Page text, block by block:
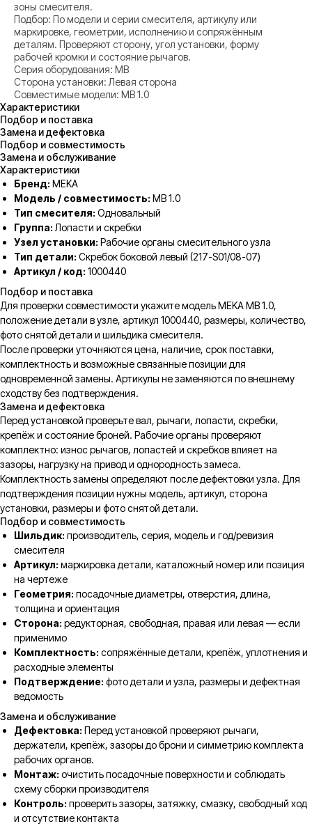
зоны смесителя.
Подбор: По модели и серии смесителя, артикулу или
маркировке, геометрии, исполнению и сопряжённым
деталям. Проверяют сторону, угол установки, форму
рабочей кромки и состояние рычагов.
Серия оборудования: MB
Сторона установки: Левая сторона
Совместимые модели: MB 1.0
Характеристики
Подбор и поставка
Замена и дефектовка
Подбор и совместимость
Замена и обслуживание
Характеристики
Бренд: MEKA
Модель / совместимость: MB 1.0
Тип смесителя: Одновальный
Группа: Лопасти и скребки
Узел установки: Рабочие органы смесительного узла
Тип детали: Скребок боковой левый (217-S01/08-07)
Артикул / код: 1000440
Подбор и поставка
Для проверки совместимости укажите модель MEKA MB 1.0,
положение детали в узле, артикул 1000440, размеры, количество,
фото снятой детали и шильдика смесителя.
После проверки уточняются цена, наличие, срок поставки,
комплектность и возможные связанные позиции для
одновременной замены. Артикулы не заменяются по внешнему
сходству без подтверждения.
Замена и дефектовка
Перед установкой проверьте вал, рычаги, лопасти, скребки,
крепёж и состояние броней. Рабочие органы проверяют
комплектно: износ рычагов, лопастей и скребков влияет на
зазоры, нагрузку на привод и однородность замеса.
Комплектность замены определяют после дефектовки узла. Для
подтверждения позиции нужны модель, артикул, сторона
установки, размеры и фото снятой детали.
Подбор и совместимость
Шильдик: производитель, серия, модель и год/ревизия
смесителя
Артикул: маркировка детали, каталожный номер или позиция
на чертеже
Геометрия: посадочные диаметры, отверстия, длина,
толщина и ориентация
Сторона: редукторная, свободная, правая или левая — если
применимо
Комплектность: сопряжённые детали, крепёж, уплотнения и
расходные элементы
Подтверждение: фото детали и узла, размеры и дефектная
ведомость
Замена и обслуживание
Дефектовка: Перед установкой проверяют рычаги,
держатели, крепёж, зазоры до брони и симметрию комплекта
рабочих органов.
Монтаж: очистить посадочные поверхности и соблюдать
схему сборки производителя
Контроль: проверить зазоры, затяжку, смазку, свободный ход
и отсутствие контакта